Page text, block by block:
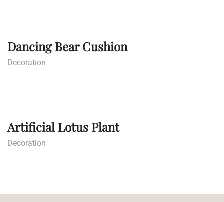
Dancing Bear Cushion
Decoration
Artificial Lotus Plant
Decoration